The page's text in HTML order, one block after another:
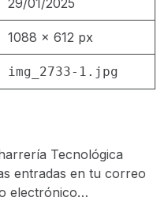
29/01/2025
1088 × 612 px
img_2733-1.jpg
Tecnológica
entradas en tu correo
electrónico…